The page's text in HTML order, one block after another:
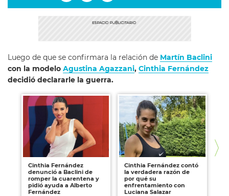
Luego de que se confirmara la relación de Martín Baclini
con la modelo Agustina Agazzani, Cinthia Fernández
decidió declararle la guerra.
Cinthia Fernández
denunció a Baclini de
romper la cuarentena y
pidió ayuda a Alberto
Fernández
Cinthia Fernández contó
la verdadera razón de
por qué su
enfrentamiento con
Luciana Salazar